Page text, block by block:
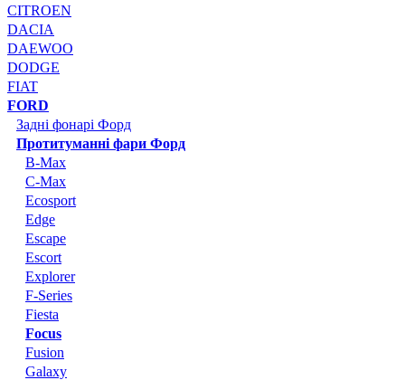
CITROEN
DACIA
DAEWOO
DODGE
FIAT
FORD
Задні фонарі Форд
Протитуманні фари Форд
B-Max
C-Max
Ecosport
Edge
Escape
Escort
Explorer
F-Series
Fiesta
Focus
Fusion
Galaxy